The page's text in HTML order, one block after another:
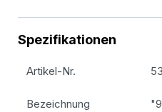
Spezifikationen
Artikel-Nr.
Bezeichnung